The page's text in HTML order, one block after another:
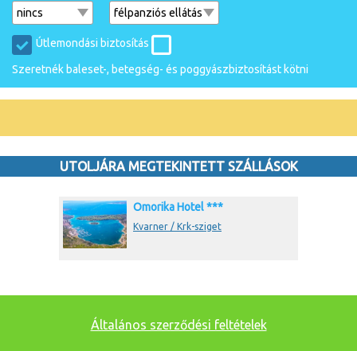
Útlemondási biztosítás
Szeretnék baleset-, betegség- és poggyászbiztosítást kötni
UTOLJÁRA MEGTEKINTETT SZÁLLÁSOK
Omorika Hotel ***
Kvarner / Krk-sziget
Általános szerződési feltételek